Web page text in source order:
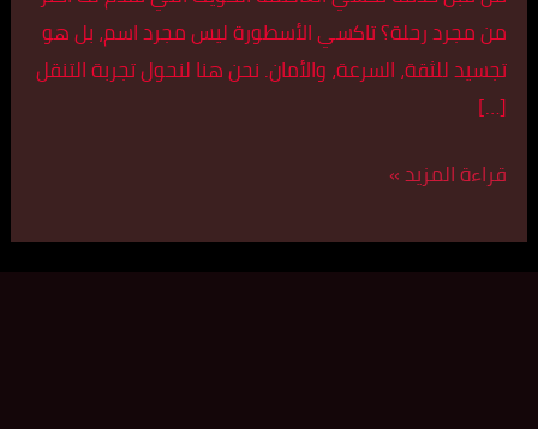
من مجرد رحلة؟ تاكسي الأسطورة ليس مجرد اسم، بل هو
تجسيد للثقة، السرعة، والأمان. نحن هنا لنحول تجربة التنقل
[…]
قراءة المزيد »